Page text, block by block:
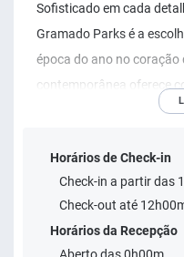
Sofisticado em cada
Gramado Parks é a
época do ano no coração
contemporânea oferece
uma excelente
Horários de Check-in
Check-in a partir das
Check-out até
Horários da Recepção